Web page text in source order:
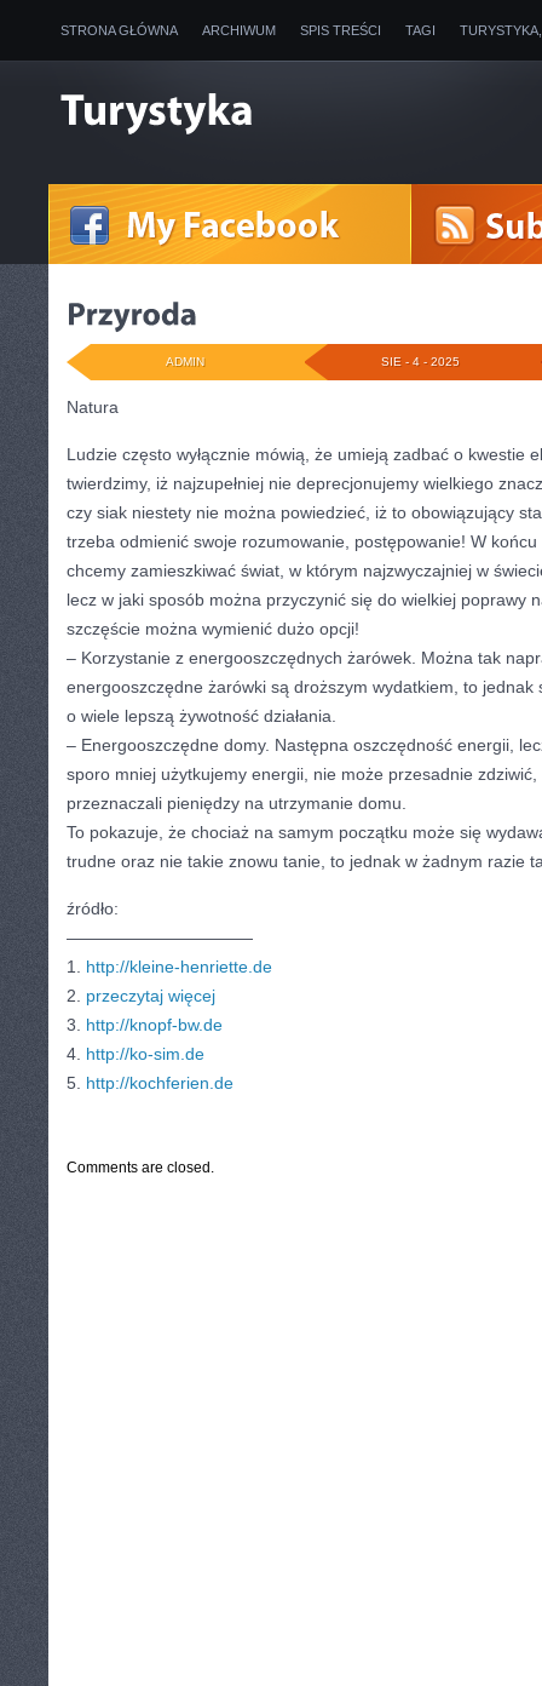
STRONA GŁÓWNA ARCHIWUM SPIS TREŚCI TAGI
SIE - 4 - 2025
ADMIN
Natura
Ludzie często wyłącznie mówią, że umieją zadbać o kwestie
twierdzimy, iż najzupełniej nie deprecjonujemy wielkiego
czy siak niestety nie można powiedzieć, iż to obowiązujący
trzeba odmienić swoje rozumowanie, postępowanie! W
chcemy zamieszkiwać świat, w którym najzwyczajniej w
lecz w jaki sposób można przyczynić się do wielkiej poprawy
szczęście można wymienić dużo opcji!
– Korzystanie z energooszczędnych żarówek. Można tak
energooszczędne żarówki są droższym wydatkiem, to jednak
o wiele lepszą żywotność działania.
– Energooszczędne domy. Następna oszczędność energii,
sporo mniej użytkujemy energii, nie może przesadnie
przeznaczali pieniędzy na utrzymanie domu.
To pokazuje, że chociaż na samym początku może się
trudne oraz nie takie znowu tanie, to jednak w żadnym razie
źródło:
———————————
1. http://kleine-henriette.de
2. przeczytaj więcej
3. http://knopf-bw.de
4. http://ko-sim.de
5. http://kochferien.de
Comments are closed.